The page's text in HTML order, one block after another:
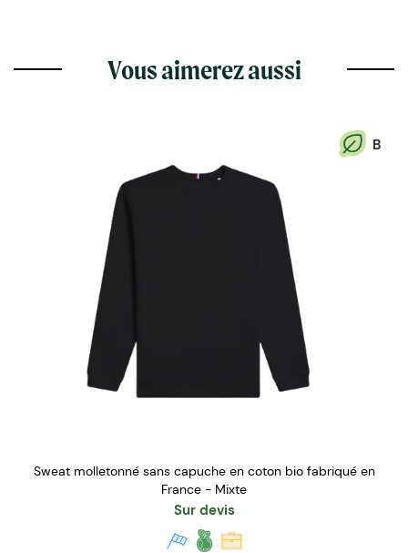
Vous aimerez aussi
B
Sweat molletonné sans capuche en coton bio fabriqué en
France - Mixte
Sur devis